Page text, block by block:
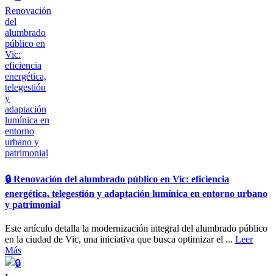
🔒​ Renovación del alumbrado público en Vic: eficiencia
energética, telegestión y adaptación lumínica en entorno urbano
y patrimonial
Este artículo detalla la modernización integral del alumbrado público
en la ciudad de Vic, una iniciativa que busca optimizar el ... Leer
Más